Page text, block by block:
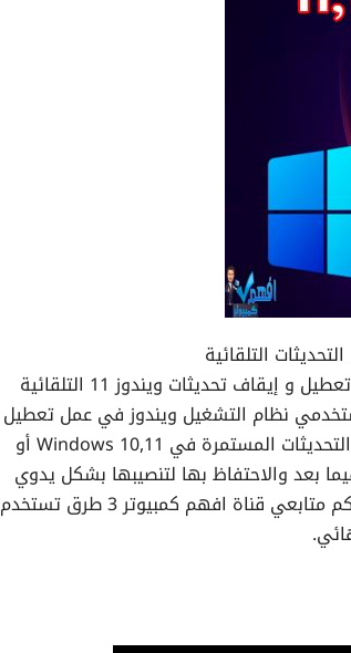
في هذا الدرس سوف نتعرف على كيفية تعطيل تحديثات ويندوز 10 وكذلك تعطيل و إيقاف تحديثات ويندوز 11 التلقائية
نظام التشغيل ويندوز في عمل تعطيل
لتحديثات ويندوز التلقائية لسبب او لأخر منها تقليل استهلاك الإنترنت بسبب التحديثات المستمرة في Windows 10,11 أو
بعد والاحتفاظ بها لتنصيبها بشكل يدوي
بدلاً من الطريقة التلقائية من خلال اعدادات النظام ، لذلك بهذا الدرس نوضح لكم متابعي قناة افهم كمبيوتر 3 طرق تستخدم